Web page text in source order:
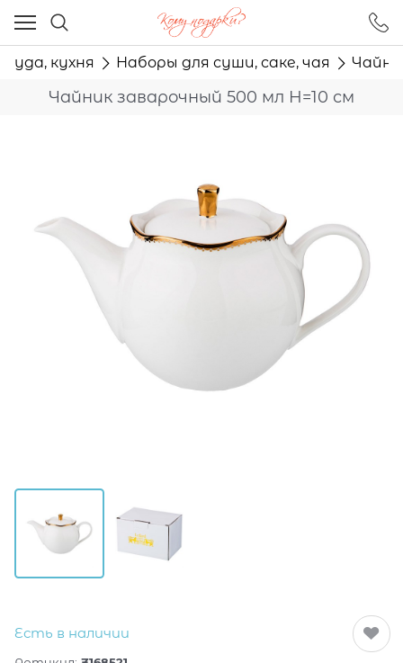
кухня Наборы для суши, саке, чая
Чайник заварочный 500 мл H=10 см
Есть в наличии
Ваш город - Москва,
угадали?
ДА НЕТ